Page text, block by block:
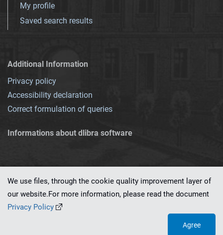
My profile
Saved search results
Additional Information
Privacy policy
Accessibility declaration
Correct formulation of queries
Informations about dlibra software
This service runs on
We use files, through the cookie quality improvement layer of
our website.For more information, please read the document
Privacy Policy
Agree